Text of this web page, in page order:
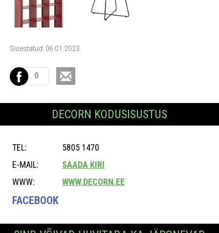
Sisestatud: 06.01.2023
0
DECORN KODUSISUSTUS
TEL:
5805 1470
E-MAIL:
SAADA KIRI
WWW:
WWW.DECORN.EE
FACEBOOK